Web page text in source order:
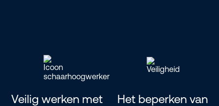
Veilig werken met
Het beperken van